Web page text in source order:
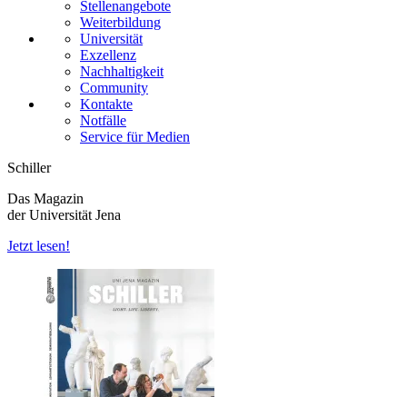
Stellenangebote
Weiterbildung
Universität
Exzellenz
Nachhaltigkeit
Community
Kontakte
Notfälle
Service für Medien
Schiller
Das Magazin
der Universität Jena
Jetzt lesen!